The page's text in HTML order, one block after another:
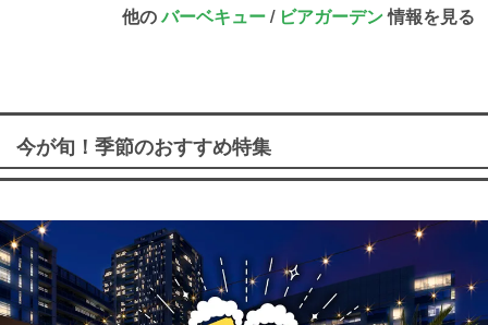
他のバーベキュー/ ビアガーデン情報を見る
今が旬！季節のおすすめ特集